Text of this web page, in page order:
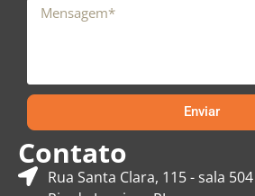
Enviar
Contato
Rua Santa Clara, 115 - sala